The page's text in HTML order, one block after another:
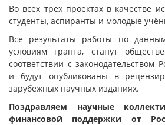
Во всех трёх проектах в качестве
студенты, аспиранты и молодые
Все результаты работы по
условиям гранта, станут
соответствии с законодательством
и будут опубликованы в
зарубежных научных изданиях.
Поздравляем научные
финансовой поддержки от